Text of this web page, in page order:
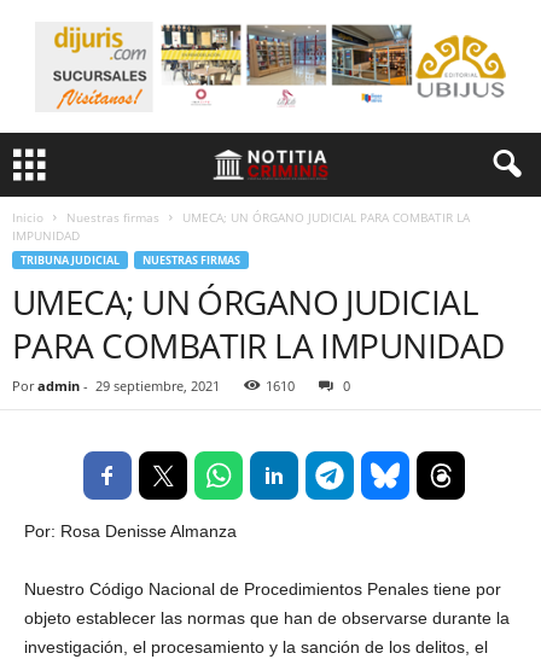
Inicio Nuestras firmas
UMECA; UN ÓRGANO JUDICIAL PARA COMBATIR LA
IMPUNIDAD
TRIBUNA JUDICIAL NUESTRAS FIRMAS
UMECA; UN ÓRGANO JUDICIAL
PARA COMBATIR LA IMPUNIDAD
Por admin - 29 septiembre, 2021 1610 0
Por: Rosa Denisse Almanza
Nuestro Código Nacional de Procedimientos Penales tiene por
objeto establecer las normas que han de observarse durante la
investigación, el procesamiento y la sanción de los delitos, el